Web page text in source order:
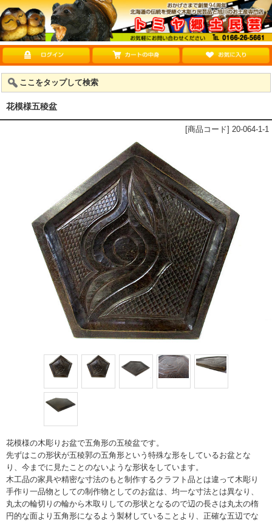
ここをタップして検索
花模様五稜盆
[商品コード] 20-064-1-1
花模様の木彫りお盆で五角形の五稜盆です。
先ずはこの形状が五稜郭の五角形という特殊な形をしているお盆とな
り、今までに見たことのないような形状をしています。
木工品の家具や精密な寸法のもと制作するクラフト品とは違って木彫り
手作り一品物としての制作物としてのお盆は、均一な寸法とは異なり、
丸太の輪切りの輪から木取りしての形状となるので辺の長さは丸太の楕
円的な面より五角形になるよう製材していることより、正確な五辺でな